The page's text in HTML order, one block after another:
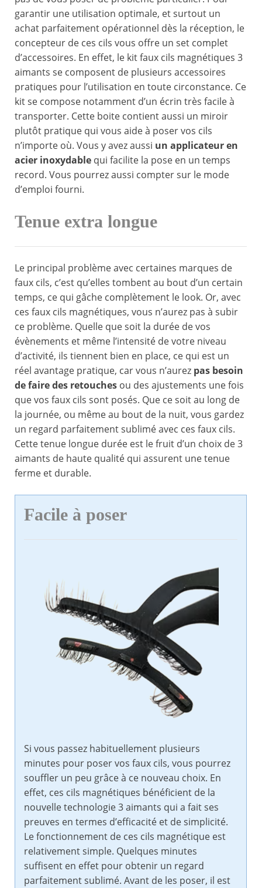
garantir une utilisation optimale, et surtout un
achat parfaitement opérationnel dès la réception, le
concepteur de ces cils vous offre un set complet
d’accessoires. En effet, le kit faux cils magnétiques 3
aimants se composent de plusieurs accessoires
pratiques pour l’utilisation en toute circonstance. Ce
kit se compose notamment d’un écrin très facile à
transporter. Cette boite contient aussi un miroir
plutôt pratique qui vous aide à poser vos cils
n’importe où. Vous y avez aussi un applicateur en
acier inoxydable qui facilite la pose en un temps
record. Vous pourrez aussi compter sur le mode
d’emploi fourni.
Tenue extra longue
Le principal problème avec certaines marques de
faux cils, c’est qu’elles tombent au bout d’un certain
temps, ce qui gâche complètement le look. Or, avec
ces faux cils magnétiques, vous n’aurez pas à subir
ce problème. Quelle que soit la durée de vos
évènements et même l’intensité de votre niveau
d’activité, ils tiennent bien en place, ce qui est un
réel avantage pratique, car vous n’aurez pas besoin
de faire des retouches ou des ajustements une fois
que vos faux cils sont posés. Que ce soit au long de
la journée, ou même au bout de la nuit, vous gardez
un regard parfaitement sublimé avec ces faux cils.
Cette tenue longue durée est le fruit d’un choix de 3
aimants de haute qualité qui assurent une tenue
ferme et durable.
Facile à poser
Si vous passez habituellement plusieurs
minutes pour poser vos faux cils, vous pourrez
souffler un peu grâce à ce nouveau choix. En
effet, ces cils magnétiques bénéficient de la
nouvelle technologie 3 aimants qui a fait ses
preuves en termes d’efficacité et de simplicité.
Le fonctionnement de ces cils magnétique est
relativement simple. Quelques minutes
suffisent en effet pour obtenir un regard
parfaitement sublimé. Avant de les poser, il est